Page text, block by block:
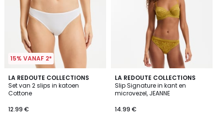
15% VANAF 2*
LA REDOUTE COLLECTIONS
Set van 2 slips in katoen
Cottone
12.99 €
4.6
/ 5
3
Kleuren
LA REDOUTE COLLECTIONS
Slip Signature in kant en
microvezel, JEANNE
14.99 €
4.8
/ 5